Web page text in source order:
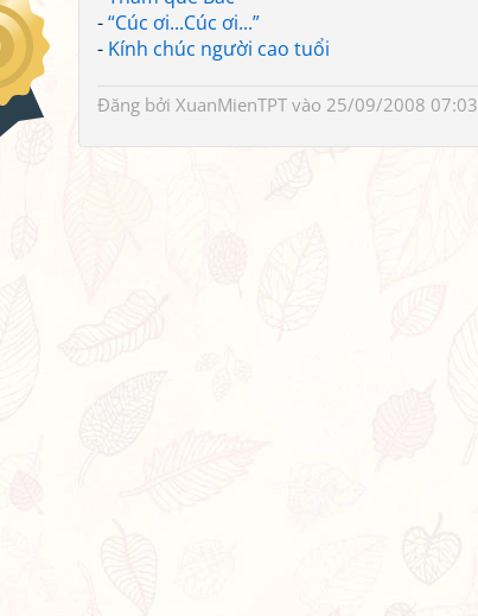
-“Cúc ơi...Cúc ơi...”
- Kính chúc người cao tuổi
Đăng bởi XuanMienTPT vào 25/09/2008 07:03